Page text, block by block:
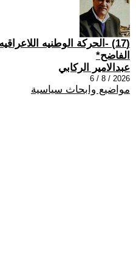
(17) -الحركة الوطنيه
الفاضح*
عبدالامير الركابي
2026 / 8 / 6
مواضيع وابحاث سياسية